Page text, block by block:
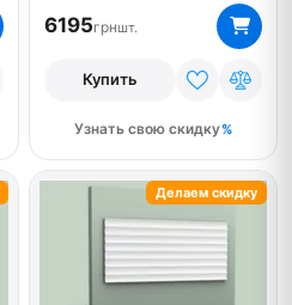
6195грншт.
Купить
Узнать свою скидку
Делаем скидку